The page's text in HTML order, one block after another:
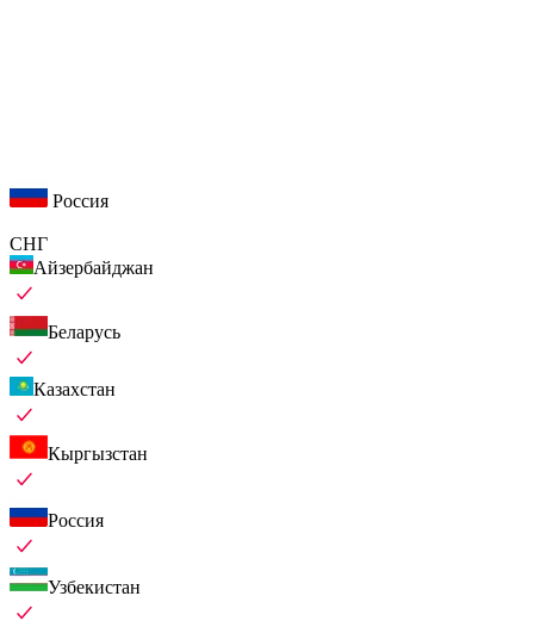
Россия
СНГ
Айзербайджан
Беларусь
Казахстан
Кыргызстан
Россия
Узбекистан